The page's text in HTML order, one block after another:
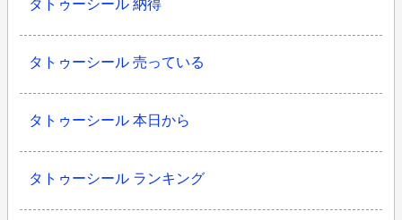
タトゥーシール 納得
タトゥーシール 売っている
タトゥーシール 本日から
タトゥーシール ランキング